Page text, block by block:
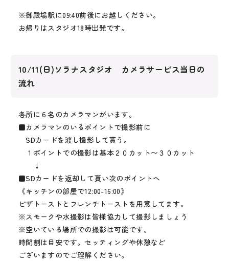
※御殿場駅に09:40前後にお越しください。
お帰りはスタジオ18時出発です。
10/11(日)ソラナスタジオ カメラサービス当日の
流れ
各所に６名のカメラマンがいます。
■カメラマンのいるポイントで撮影前に
SDカードを渡し撮影して貰う。
１ポイントでの撮影は基本２０カット〜３０カット
↓
■SDカードを返却して貰い次のポイントへ
《キッチンの部屋で12:00-16:00》
ピザトーストとフレンチトーストを用意してます。
※スモークや水撮影は皆様協力して撮影しましょう
※空いている場所での撮影は可能です。
時間割は目安です。セッティングや休憩など
ございますのでご理解ください。